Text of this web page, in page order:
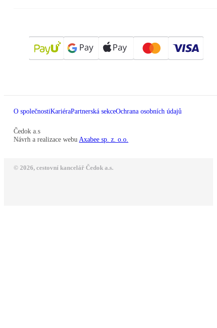
O společnostiKariéraPartnerská sekceOchrana osobních údajů
Čedok a.s
Návrh a realizace webu Axabee sp. z. o.o.
© 2026, cestovní kancelář Čedok a.s.